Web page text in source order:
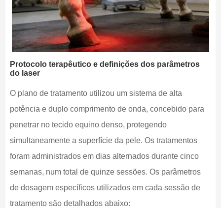
Protocolo terapêutico e definições dos parâmetros
do laser
O plano de tratamento utilizou um sistema de alta
potência e duplo comprimento de onda, concebido para
penetrar no tecido equino denso, protegendo
simultaneamente a superfície da pele. Os tratamentos
foram administrados em dias alternados durante cinco
semanas, num total de quinze sessões. Os parâmetros
de dosagem específicos utilizados em cada sessão de
tratamento são detalhados abaixo: